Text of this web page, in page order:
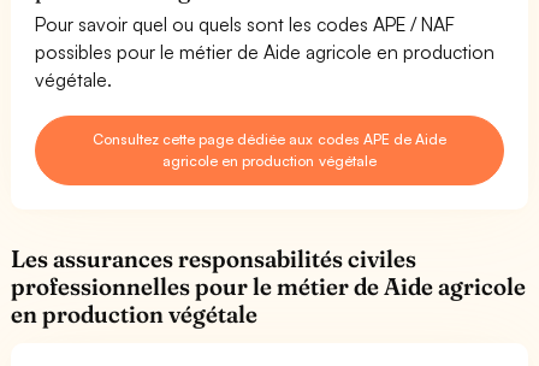
Pour savoir quel ou quels sont les codes APE / NAF
possibles pour le métier de Aide agricole en production
végétale.
Consultez cette page dédiée aux codes APE de Aide
agricole en production végétale
Les assurances responsabilités civiles
professionnelles pour le métier de Aide agricole
en production végétale